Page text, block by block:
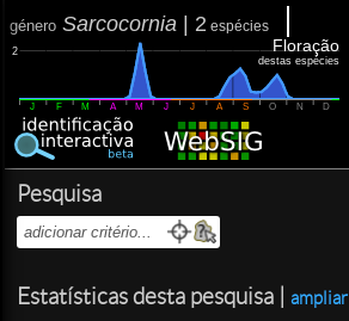
género Sarcocornia 2 espécies
2
J F M A M J J A S O N D
Floração
destas espécies
Pesquisa
Estatísticas desta pesquisa | ampliar